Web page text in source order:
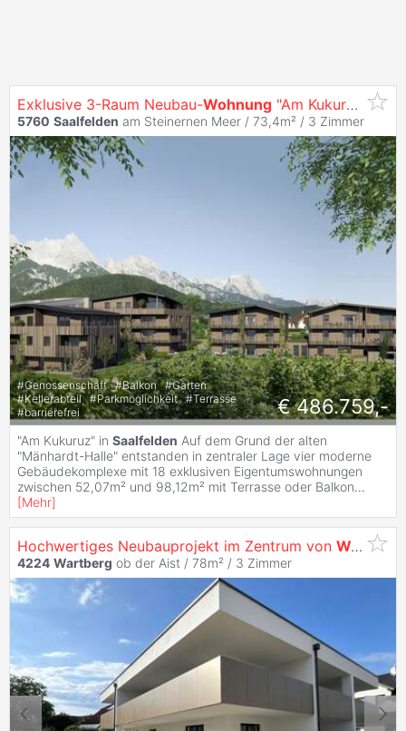
Exklusive 3-Raum Neubau-Wohnung "Am Kukuruz" in
5760 Saalfelden am Steinernen Meer / 73,4m² / 3 Zimmer
#Genossenschaft #Balkon #Garten
#Kellerabteil #Parkmöglichkeit #Terrasse
#barrierefrei € 486.759,-
"Am Kukuruz" in Saalfelden Auf dem Grund der alten
"Mänhardt-Halle" entstanden in zentraler Lage vier moderne
Gebäudekomplexe mit 18 exklusiven Eigentumswohnungen
zwischen 52,07m² und 98,12m² mit Terrasse oder Balkon...
[Mehr]
Hochwertiges Neubauprojekt im Zentrum von Wartberg
4224 Wartberg ob der Aist / 78m² / 3 Zimmer